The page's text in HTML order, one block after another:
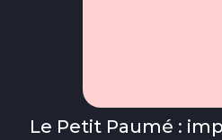
Le Petit Paumé :